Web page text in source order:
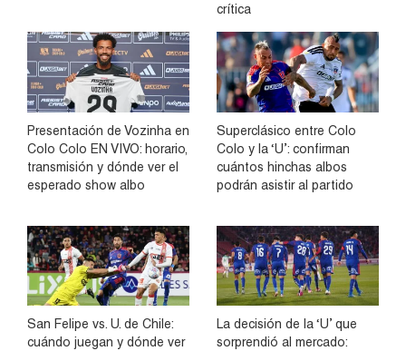
crítica
Presentación de Vozinha en
Colo Colo EN VIVO: horario,
transmisión y dónde ver el
esperado show albo
Superclásico entre Colo
Colo y la ‘U’: confirman
cuántos hinchas albos
podrán asistir al partido
San Felipe vs. U. de Chile:
cuándo juegan y dónde ver
La decisión de la ‘U’ que
sorprendió al mercado: